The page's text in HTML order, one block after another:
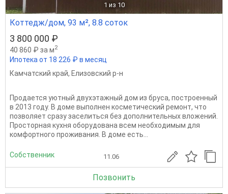
1 из 10
Коттедж/дом, 93 м², 8.8 соток
3 800 000 ₽
40 860 ₽ за м2
Ипотека от 18 226 ₽ в месяц
Камчатский край, Елизовский р-н
Продается уютный двухэтажный дом из бруса, построенный
в 2013 году. В доме выполнен косметический ремонт, что
позволяет сразу заселиться без дополнительных вложений.
Просторная кухня оборудована всем необходимым для
комфортного проживания. В доме есть...
Собственник 11.06
Позвонить